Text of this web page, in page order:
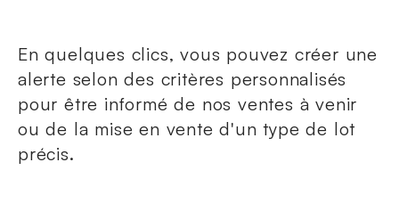
En quelques clics, vous pouvez créer une
alerte selon des critères personnalisés
pour être informé de nos ventes à venir
ou de la mise en vente d'un type de lot
précis.